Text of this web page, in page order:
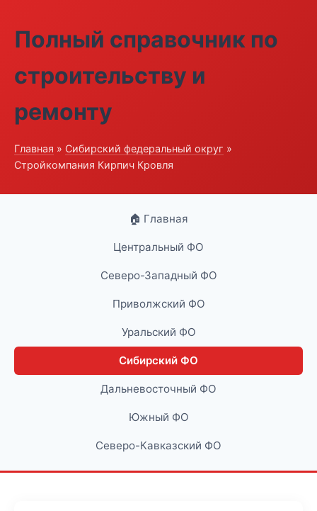
Полный справочник по
строительству и
ремонту
Главная » Сибирский федеральный округ »
Стройкомпания Кирпич Кровля
🏠 Главная
Центральный ФО
Северо-Западный ФО
Приволжский ФО
Уральский ФО
Сибирский ФО
Дальневосточный ФО
Южный ФО
Северо-Кавказский ФО